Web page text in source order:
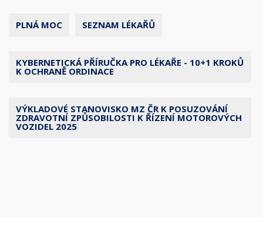
PLNÁ MOC SEZNAM LÉKAŘŮ
KYBERNETICKÁ PŘÍRUČKA PRO LÉKAŘE - 10+1 KROKŮ
K OCHRANĚ ORDINACE
VÝKLADOVÉ STANOVISKO MZ ČR K POSUZOVÁNÍ
ZDRAVOTNÍ ZPŮSOBILOSTI K ŘÍZENÍ MOTOROVÝCH
VOZIDEL 2025